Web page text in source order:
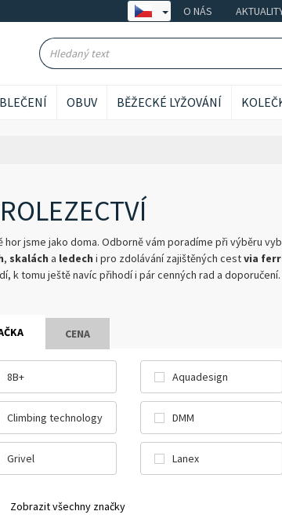
O NÁS
OBUV BĚŽECKÉ LYŽOVÁNÍ
hor jsme jako doma. Odborně vám poradíme při výběru
, skalách a ledech i pro zdolávání zajištěných cestvia
k tomu ještě navíc přihodí i pár cenných rad a
CENA
8B+ Aquadesign
Climbing technology DMM
Grivel Lanex
Zobrazit všechny značky